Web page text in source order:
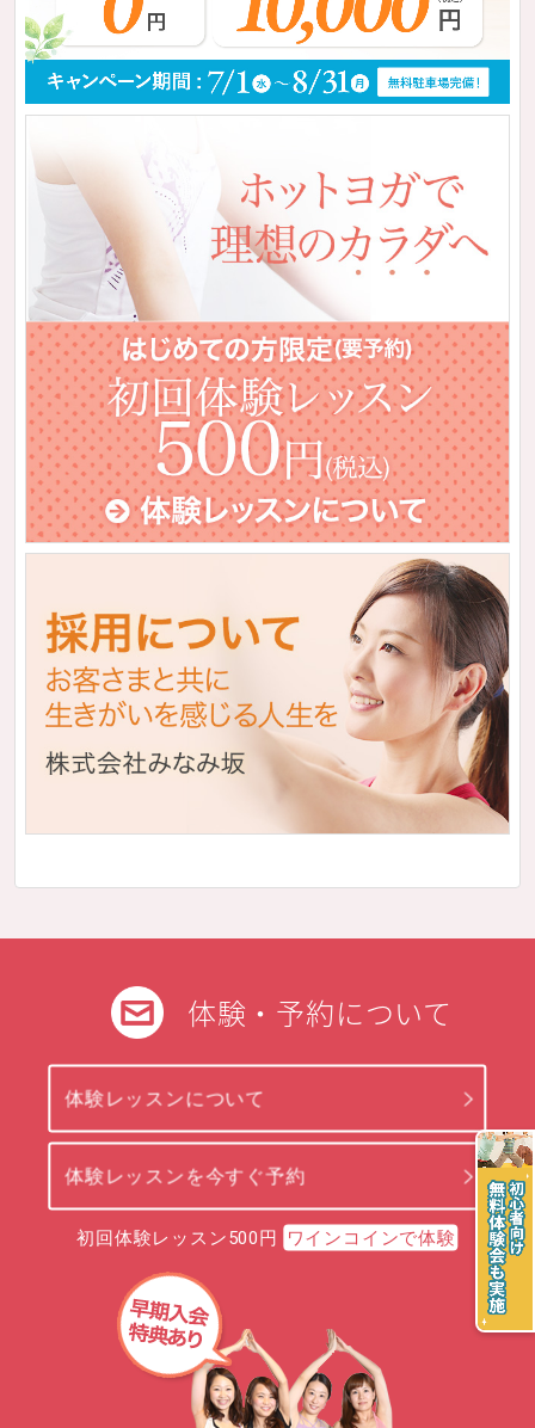
体験・予約について
体験レッスンについて
体験レッスンを今すぐ予約
初回体験レッスン500円 ワインコインで体験